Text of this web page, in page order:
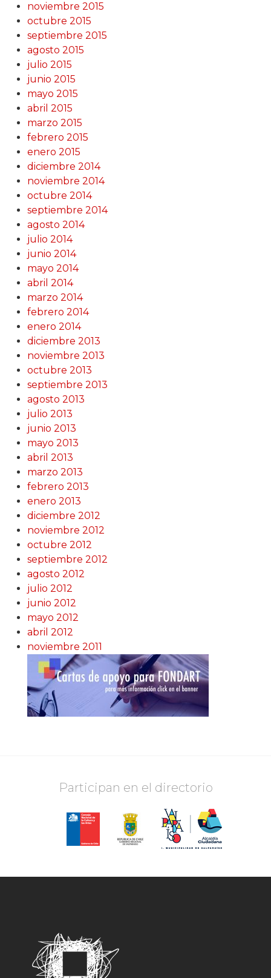
noviembre 2015
octubre 2015
septiembre 2015
agosto 2015
julio 2015
junio 2015
mayo 2015
abril 2015
marzo 2015
febrero 2015
enero 2015
diciembre 2014
noviembre 2014
octubre 2014
septiembre 2014
agosto 2014
julio 2014
junio 2014
mayo 2014
abril 2014
marzo 2014
febrero 2014
enero 2014
diciembre 2013
noviembre 2013
octubre 2013
septiembre 2013
agosto 2013
julio 2013
junio 2013
mayo 2013
abril 2013
marzo 2013
febrero 2013
enero 2013
diciembre 2012
noviembre 2012
octubre 2012
septiembre 2012
agosto 2012
julio 2012
junio 2012
mayo 2012
abril 2012
noviembre 2011
Participan en el directorio